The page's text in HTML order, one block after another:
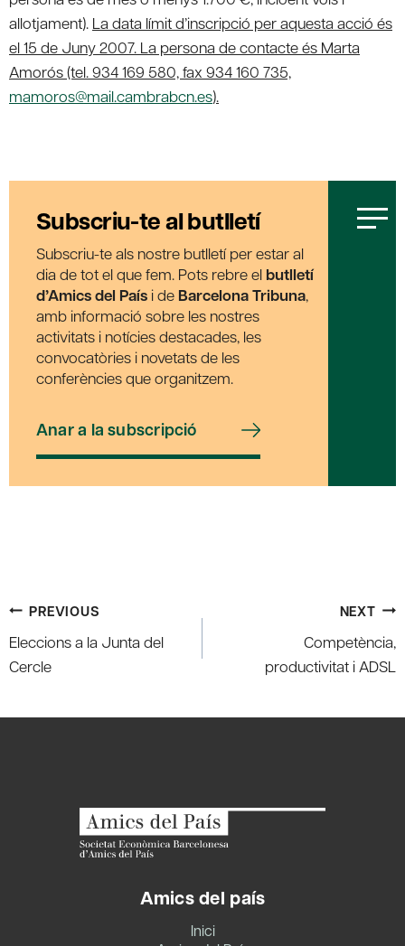
allotjament). La data límit d’inscripció per aquesta acció és
el 15 de Juny 2007. La persona de contacte és Marta
Amorós (tel. 934 169 580, fax 934 160 735,
mamoros@mail.cambrabcn.es).
Subscriu-te al butlletí
Subscriu-te als nostre butlletí per estar al
dia de tot el que fem. Pots rebre el butlletí
d’Amics del País i de Barcelona Tribuna,
amb informació sobre les nostres
activitats i notícies destacades, les
convocatòries i novetats de les
conferències que organitzem.
Anar a la subscripció
Post
navigation
PREVIOUS
Eleccions a la Junta del
Cercle
NEXT
Competència,
productivitat i ADSL
Amics del país
Inici